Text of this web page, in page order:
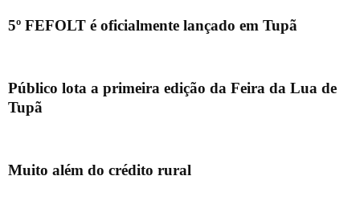
5º FEFOLT é oficialmente lançado em Tupã
Público lota a primeira edição da Feira da Lua de
Tupã
Muito além do crédito rural